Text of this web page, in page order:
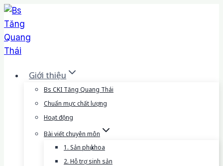
Skip
to
content
Giới thiệu
Bs CKI Tăng Quang Thái
Chuẩn mực chất lượng
Hoạt động
Bài viết chuyên môn
1. Sản phụ khoa
2. Hỗ trợ sinh sản